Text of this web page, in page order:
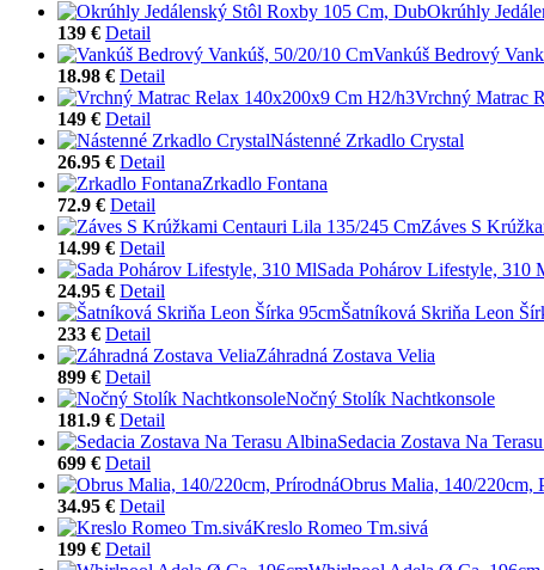
Okrúhly
139 € Detail
Vankúš Bedrový
18.98 € Detail
Vrchný Matrac
149 € Detail
Nástenné Zrkadlo Crystal
26.95 € Detail
Zrkadlo Fontana
72.9 € Detail
Záves S
14.99 € Detail
Sada Pohárov Lifestyle, 310
24.95 € Detail
Šatníková Skriňa Leon
233 € Detail
Záhradná Zostava Velia
899 € Detail
Nočný Stolík Nachtkonsole
181.9 € Detail
Sedacia Zostava Na
699 € Detail
Obrus Malia, 140/220cm,
34.95 € Detail
Kreslo Romeo Tm.sivá
199 € Detail